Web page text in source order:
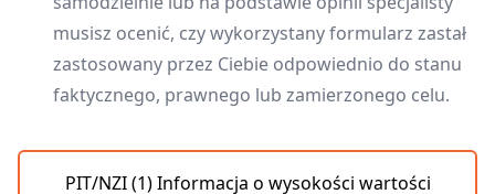
musisz ocenić, czy wykorzystany formularz zastał
zastosowany przez Ciebie odpowiednio do stanu
faktycznego, prawnego lub zamierzonego celu.
PIT/NZI (1) Informacja o wysokości wartości